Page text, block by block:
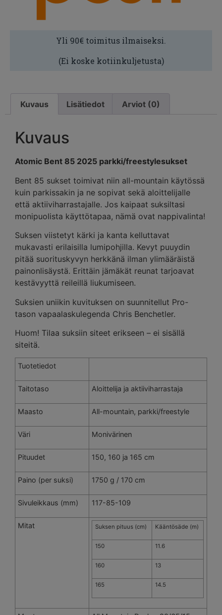
Yli 90€ toimitus ilmaiseksi.
(Ei koske kotiinkuljetusta)
Kuvaus Lisätiedot Arviot (0)
Kuvaus
Atomic Bent 85 2025 parkki/freestylesukset
Bent 85 sukset toimivat niin all-mountain käytössä
kuin parkissakin ja ne sopivat sekä aloittelijalle
että aktiiviharrastajalle. Jos kaipaat suksiltasi
monipuolista käyttötapaa, nämä ovat nappivalinta!
Suksen viistetyt kärki ja kanta kelluttavat
mukavasti erilaisilla lumipohjilla. Kevyt puuydin
pitää suorituskyvyn herkkänä ilman ylimääräistä
painonlisäystä. Erittäin jämäkät reunat tarjoavat
kestävyyttä reileillä liukumiseen.
Suksien uniikin kuvituksen on suunnitellut Pro-
tason vapaalaskulegenda Chris Benchetler.
Huom! Tilaa suksiin siteet erikseen – ei sisällä
siteitä.
Tuotetiedot
Taitotaso Aloittelija ja aktiiviharrastaja
Maasto All-mountain, parkki/freestyle
Väri Monivärinen
Pituudet 150, 160 ja 165 cm
Paino (per suksi) 1750 g / 170 cm
Sivuleikkaus (mm) 117-85-109
Mitat Suksen pituus (cm) Kääntösäde (m)
150 11.6
160 13
165 14.5